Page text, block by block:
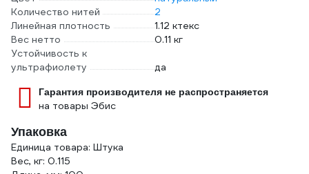
Количество нитей
2
Линейная плотность
1.12 ктекс
Вес нетто
0.11 кг
Устойчивость к
ультрафиолету
да
Гарантия производителя не распространяется
на товары Эбис
Упаковка
Единица товара: Штука
Вес, кг: 0.115